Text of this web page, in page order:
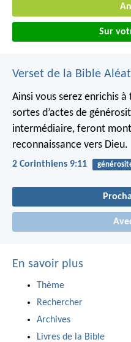
Sur
Verset de la Bible
Ainsi vous serez enrichis
sortes d’actes de
intermédiaire, feront
reconnaissance vers Dieu.
2 Corinthiens 9:11
En savoir plus
Thème
Rechercher
Archives
Livres de la Bible